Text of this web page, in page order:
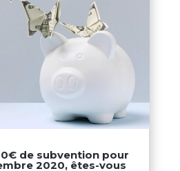
de subvention pour
2020, êtes-vous